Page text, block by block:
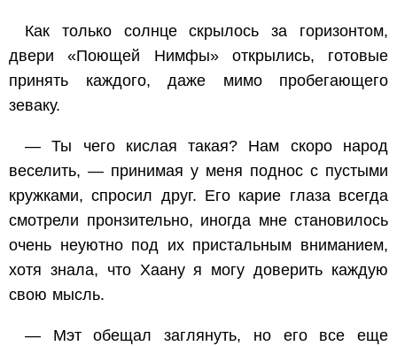
Как только солнце скрылось за горизонтом,
двери «Поющей Нимфы» открылись, готовые
принять каждого, даже мимо пробегающего
зеваку.
— Ты чего кислая такая? Нам скоро народ
веселить, — принимая у меня поднос с пустыми
кружками, спросил друг. Его карие глаза всегда
смотрели пронзительно, иногда мне становилось
очень неуютно под их пристальным вниманием,
хотя знала, что Хаану я могу доверить каждую
свою мысль.
— Мэт обещал заглянуть, но его все еще